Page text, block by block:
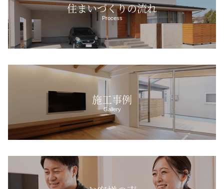
住まいづくりの流れ
Process
施工事例
Gallery